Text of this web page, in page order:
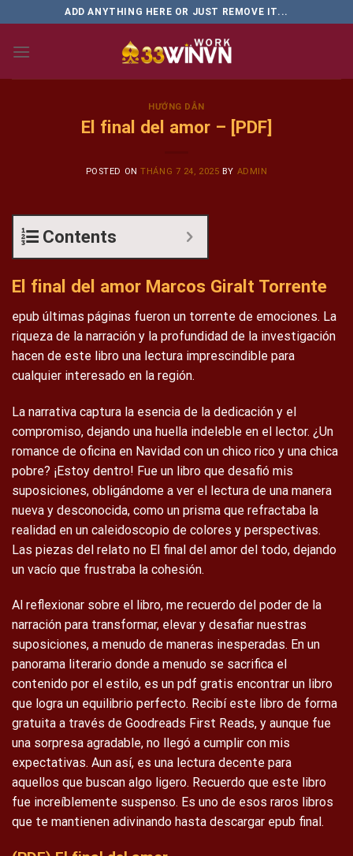
to
content
ADD ANYTHING HERE OR JUST REMOVE IT...
HƯỚNG DẪN
El final del amor – [PDF]
POSTED ONTHÁNG 7 24, 2025 BY ADMIN
Contents
El final del amor Marcos Giralt Torrente
epub últimas páginas fueron un torrente de emociones. La
riqueza de la narración y la profundidad de la investigación
hacen de este libro una lectura imprescindible para
cualquier interesado en la región.
La narrativa captura la esencia de la dedicación y el
compromiso, dejando una huella indeleble en el lector. ¿Un
romance de oficina en Navidad con un chico rico y una chica
pobre? ¡Estoy dentro! Fue un libro que desafió mis
suposiciones, obligándome a ver el lectura de una manera
nueva y desconocida, como un prisma que refractaba la
realidad en un caleidoscopio de colores y perspectivas.
Las piezas del relato no El final del amor del todo, dejando
un vacío que frustraba la cohesión.
Al reflexionar sobre el libro, me recuerdo del poder de la
narración para transformar, elevar y desafiar nuestras
suposiciones, a menudo de maneras inesperadas. En un
panorama literario donde a menudo se sacrifica el
contenido por el estilo, es un pdf gratis encontrar un libro
que logra un equilibrio perfecto. Recibí este libro de forma
gratuita a través de Goodreads First Reads, y aunque fue
una sorpresa agradable, no llegó a cumplir con mis
expectativas. Aun así, es una lectura decente para
aquellos que buscan algo ligero. Recuerdo que este libro
fue increíblemente suspenso. Es uno de esos raros libros
que te mantienen adivinando hasta descargar epub final.